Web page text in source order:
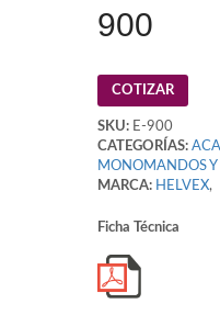
900
COTIZAR
SKU: E-900
CATEGORÍAS:
MONOMANDOS
MARCA: HELVEX,
Ficha Técnica